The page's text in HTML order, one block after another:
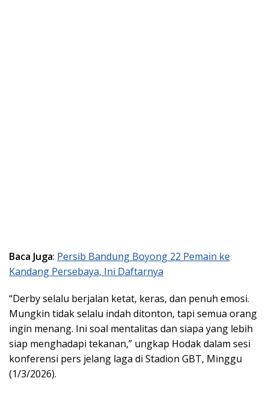
Baca Juga: Persib Bandung Boyong 22 Pemain ke
Kandang Persebaya, Ini Daftarnya
“Derby selalu berjalan ketat, keras, dan penuh emosi.
Mungkin tidak selalu indah ditonton, tapi semua orang
ingin menang. Ini soal mentalitas dan siapa yang lebih
siap menghadapi tekanan,” ungkap Hodak dalam sesi
konferensi pers jelang laga di Stadion GBT, Minggu
(1/3/2026).